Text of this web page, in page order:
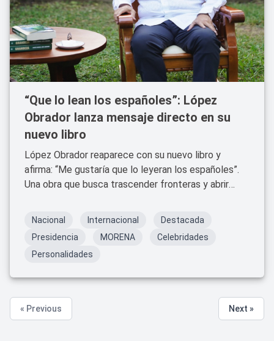
“Que lo lean los españoles”: López
Obrador lanza mensaje directo en su
nuevo libro
López Obrador reaparece con su nuevo libro y
afirma: “Me gustaría que lo leyeran los españoles”.
Una obra que busca trascender fronteras y abrir
Nacional Internacional
Destacada
Presidencia
MORENA
Celebridades
Personalidades
« Previous Next »